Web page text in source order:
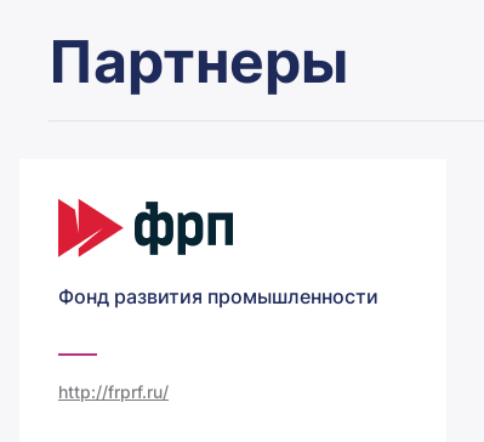
Партнеры
Фонд развития промышленности
http://frprf.ru/